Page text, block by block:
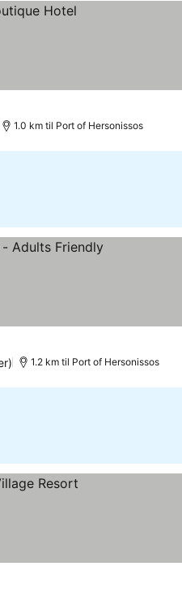
1.0 km til Port of Hersonissos
1.2 km til Port of Hersonissos